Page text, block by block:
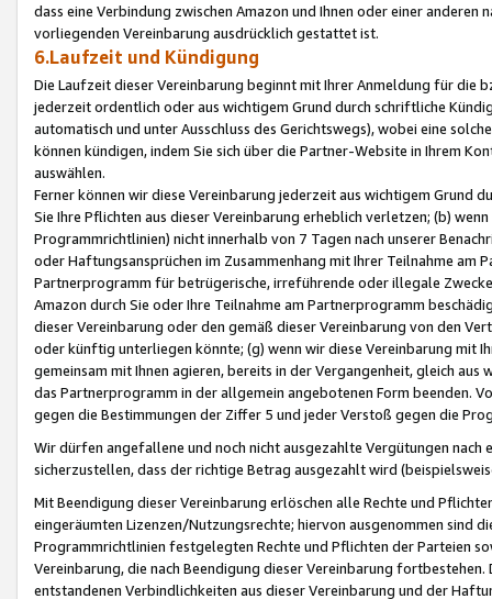
dass eine Verbindung zwischen Amazon und Ihnen oder einer
vorliegenden Vereinbarung ausdrücklich gestattet ist.
6.Laufzeit und Kündigung
Die Laufzeit dieser Vereinbarung beginnt mit Ihrer Anmeldung für die
jederzeit ordentlich oder aus wichtigem Grund durch schriftliche
automatisch und unter Ausschluss des Gerichtswegs), wobei eine
können kündigen, indem Sie sich über die Partner-Website in Ihrem
auswählen.
Ferner können wir diese Vereinbarung jederzeit aus wichtigem Grund
Sie Ihre Pflichten aus dieser Vereinbarung erheblich verletzen; (b)
Programmrichtlinien) nicht innerhalb von 7 Tagen nach unserer
oder Haftungsansprüchen im Zusammenhang mit Ihrer Teilnahme am
Partnerprogramm für betrügerische, irreführende oder illegale
Amazon durch Sie oder Ihre Teilnahme am Partnerprogramm
dieser Vereinbarung oder den gemäß dieser Vereinbarung von den
oder künftig unterliegen könnte; (g) wenn wir diese Vereinbarung mit
gemeinsam mit Ihnen agieren, bereits in der Vergangenheit, gleich
das Partnerprogramm in der allgemein angebotenen Form beenden.
gegen die Bestimmungen der Ziffer 5 und jeder Verstoß gegen die
Wir dürfen angefallene und noch nicht ausgezahlte Vergütungen
sicherzustellen, dass der richtige Betrag ausgezahlt wird
Mit Beendigung dieser Vereinbarung erlöschen alle Rechte und
eingeräumten Lizenzen/Nutzungsrechte; hiervon ausgenommen sind
Programmrichtlinien festgelegten Rechte und Pflichten der Parteien
Vereinbarung, die nach Beendigung dieser Vereinbarung
entstandenen Verbindlichkeiten aus dieser Vereinbarung und der